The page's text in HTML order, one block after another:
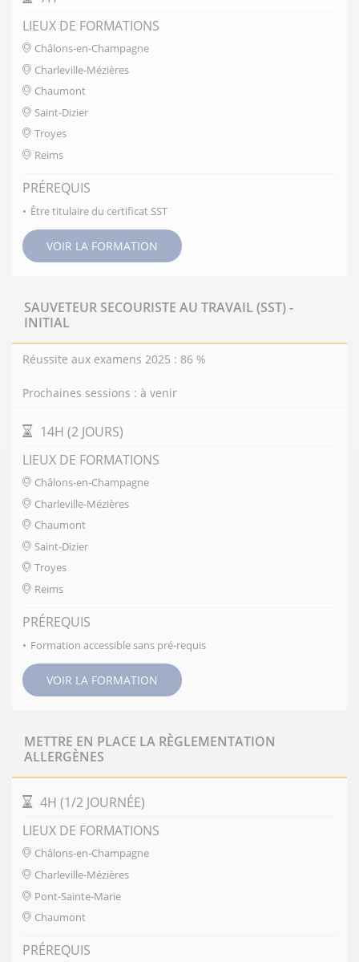
FERMER
LIEUX DE FORMATIONS
Châlons-en-Champagne
Charleville-Mézières
Chaumont
Saint-Dizier
Troyes
Reims
PRÉREQUIS
Être titulaire du certificat SST
VOIR LA FORMATION
SAUVETEUR SECOURISTE AU TRAVAIL (SST) -
INITIAL
Réussite aux examens 2025 : 86 %
Prochaines sessions : à venir
DURÉE DE LA FORMATION
14H (2 JOURS)
LIEUX DE FORMATIONS
Châlons-en-Champagne
Charleville-Mézières
Chaumont
Saint-Dizier
Troyes
Reims
PRÉREQUIS
Formation accessible sans pré-requis
VOIR LA FORMATION
METTRE EN PLACE LA RÈGLEMENTATION
ALLERGÈNES
DURÉE DE LA FORMATION
4H (1/2 JOURNÉE)
LIEUX DE FORMATIONS
Châlons-en-Champagne
Charleville-Mézières
Pont-Sainte-Marie
Chaumont
PRÉREQUIS